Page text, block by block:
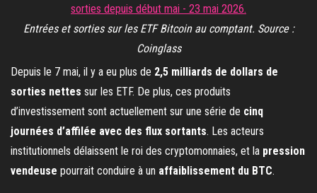
Entrées et sorties sur les ETF Bitcoin au comptant. Source :
Coinglass
Depuis le 7 mai, il y a eu plus de 2,5 milliards de dollars de
sorties nettes sur les ETF. De plus, ces produits
d’investissement sont actuellement sur une série de cinq
journées d’affilée avec des flux sortants. Les acteurs
institutionnels délaissent le roi des cryptomonnaies, et la pression
vendeuse pourrait conduire à un affaiblissement du BTC.